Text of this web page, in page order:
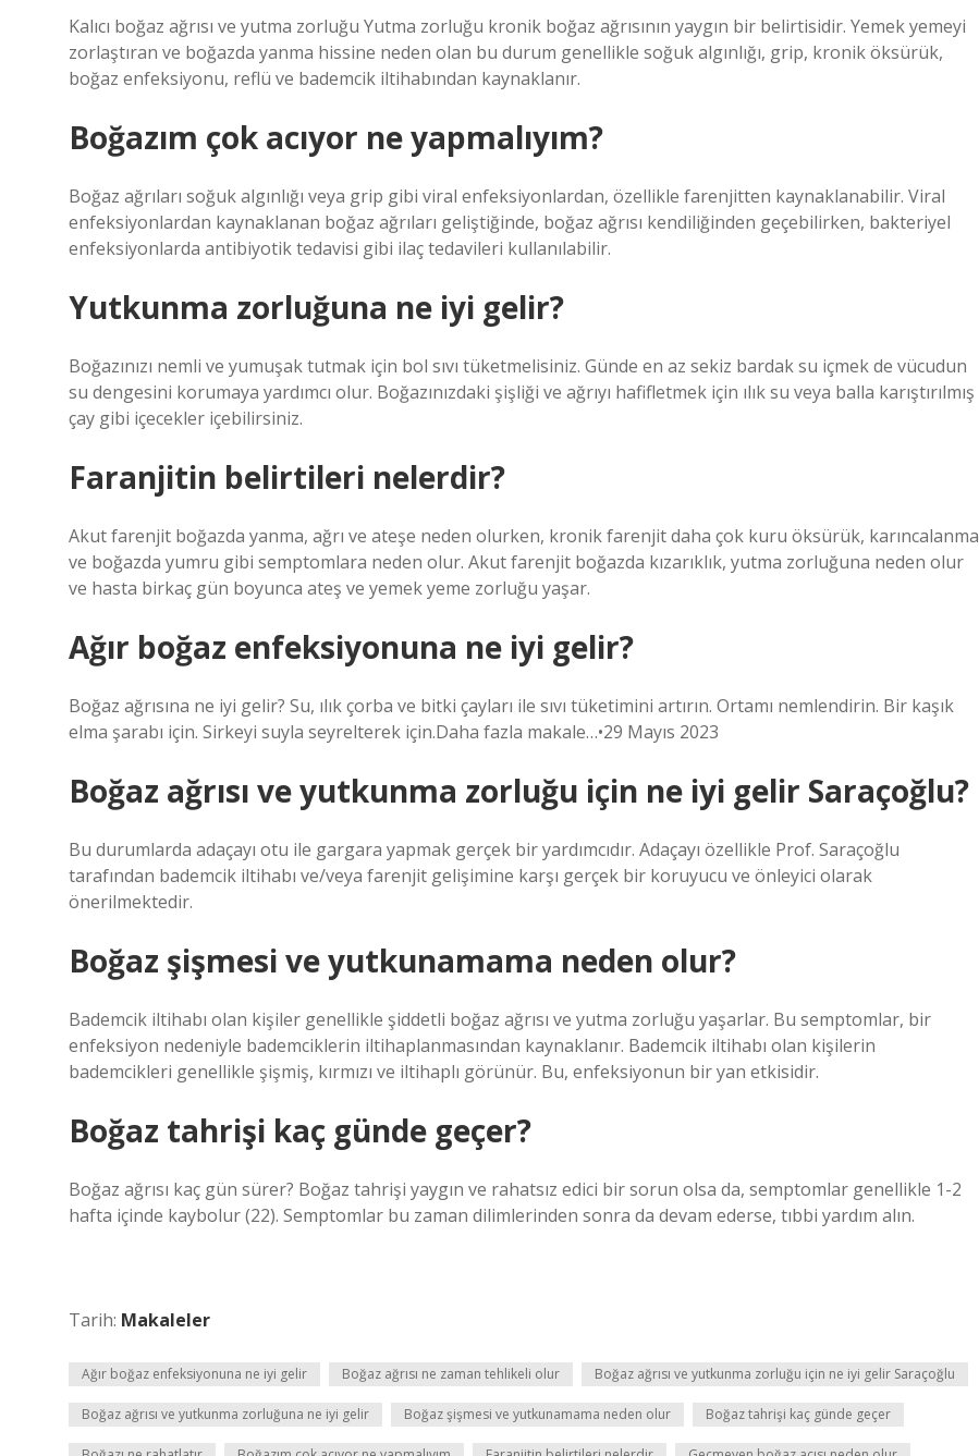
Kalıcı boğaz ağrısı ve yutma zorluğu Yutma zorluğu kronik boğaz ağrısının yaygın bir belirtisidir. Yemek yemeyi
zorlaştıran ve boğazda yanma hissine neden olan bu durum genellikle soğuk algınlığı, grip, kronik öksürük,
boğaz enfeksiyonu, reflü ve bademcik iltihabından kaynaklanır.
Boğazım çok acıyor ne yapmalıyım?
Boğaz ağrıları soğuk algınlığı veya grip gibi viral enfeksiyonlardan, özellikle farenjitten kaynaklanabilir. Viral
enfeksiyonlardan kaynaklanan boğaz ağrıları geliştiğinde, boğaz ağrısı kendiliğinden geçebilirken, bakteriyel
enfeksiyonlarda antibiyotik tedavisi gibi ilaç tedavileri kullanılabilir.
Yutkunma zorluğuna ne iyi gelir?
Boğazınızı nemli ve yumuşak tutmak için bol sıvı tüketmelisiniz. Günde en az sekiz bardak su içmek de vücudun
su dengesini korumaya yardımcı olur. Boğazınızdaki şişliği ve ağrıyı hafifletmek için ılık su veya balla karıştırılmış
çay gibi içecekler içebilirsiniz.
Faranjitin belirtileri nelerdir?
Akut farenjit boğazda yanma, ağrı ve ateşe neden olurken, kronik farenjit daha çok kuru öksürük, karıncalanma
ve boğazda yumru gibi semptomlara neden olur. Akut farenjit boğazda kızarıklık, yutma zorluğuna neden olur
ve hasta birkaç gün boyunca ateş ve yemek yeme zorluğu yaşar.
Ağır boğaz enfeksiyonuna ne iyi gelir?
Boğaz ağrısına ne iyi gelir? Su, ılık çorba ve bitki çayları ile sıvı tüketimini artırın. Ortamı nemlendirin. Bir kaşık
elma şarabı için. Sirkeyi suyla seyrelterek için.Daha fazla makale…•29 Mayıs 2023
Boğaz ağrısı ve yutkunma zorluğu için ne iyi gelir Saraçoğlu?
Bu durumlarda adaçayı otu ile gargara yapmak gerçek bir yardımcıdır. Adaçayı özellikle Prof. Saraçoğlu
tarafından bademcik iltihabı ve/veya farenjit gelişimine karşı gerçek bir koruyucu ve önleyici olarak
önerilmektedir.
Boğaz şişmesi ve yutkunamama neden olur?
Bademcik iltihabı olan kişiler genellikle şiddetli boğaz ağrısı ve yutma zorluğu yaşarlar. Bu semptomlar, bir
enfeksiyon nedeniyle bademciklerin iltihaplanmasından kaynaklanır. Bademcik iltihabı olan kişilerin
bademcikleri genellikle şişmiş, kırmızı ve iltihaplı görünür. Bu, enfeksiyonun bir yan etkisidir.
Boğaz tahrişi kaç günde geçer?
Boğaz ağrısı kaç gün sürer? Boğaz tahrişi yaygın ve rahatsız edici bir sorun olsa da, semptomlar genellikle 1-2
hafta içinde kaybolur (22). Semptomlar bu zaman dilimlerinden sonra da devam ederse, tıbbi yardım alın.
Tarih: Makaleler
Ağır boğaz enfeksiyonuna ne iyi gelir Boğaz ağrısı ne zaman tehlikeli olur Boğaz ağrısı ve yutkunma zorluğu için ne iyi gelir Saraçoğlu
Boğaz ağrısı ve yutkunma zorluğuna ne iyi gelir Boğaz şişmesi ve yutkunamama neden olur Boğaz tahrişi kaç günde geçer